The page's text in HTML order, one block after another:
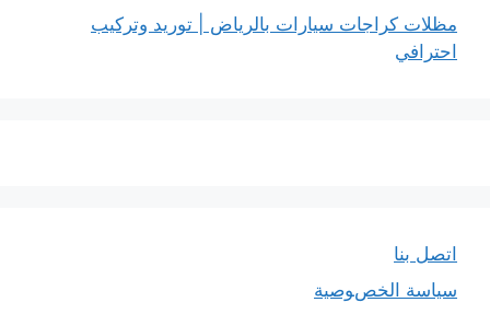
مظلات كراجات سيارات بالرياض | توريد وتركيب
احترافي
اتصل بنا
سياسة الخصوصية